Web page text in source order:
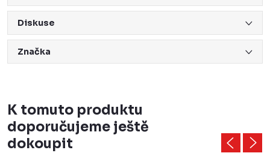
Diskuse
Značka
K tomuto produktu
doporučujeme ještě
dokoupit